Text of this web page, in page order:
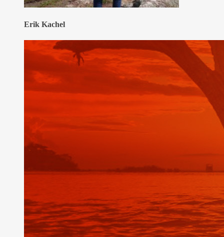
Erik Kachel